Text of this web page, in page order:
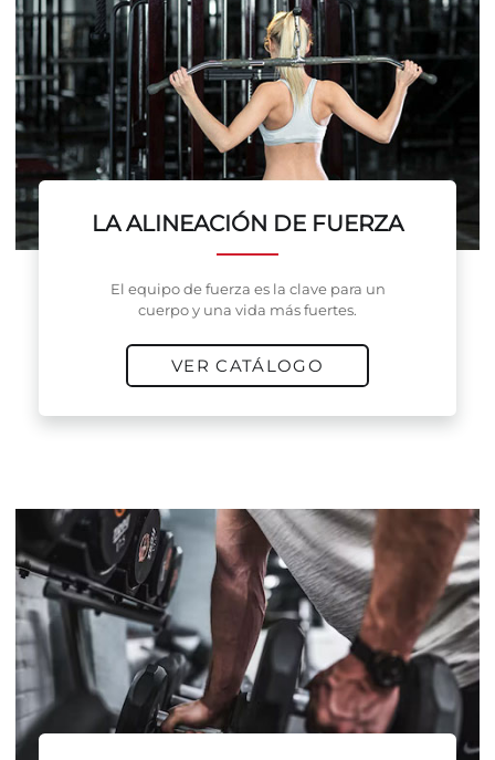
LA ALINEACIÓN DE FUERZA
El equipo de fuerza es la clave para un
cuerpo y una vida más fuertes.
VER CATÁLOGO